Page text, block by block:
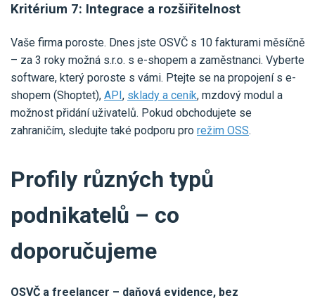
Kritérium 7: Integrace a rozšiřitelnost
Vaše firma poroste. Dnes jste OSVČ s 10 fakturami měsíčně
– za 3 roky možná s.r.o. s e-shopem a zaměstnanci. Vyberte
software, který poroste s vámi. Ptejte se na propojení s e-
shopem (Shoptet), API, sklady a ceník, mzdový modul a
možnost přidání uživatelů. Pokud obchodujete se
zahraničím, sledujte také podporu pro režim OSS.
Profily různých typů
podnikatelů – co
doporučujeme
OSVČ a freelancer – daňová evidence, bez